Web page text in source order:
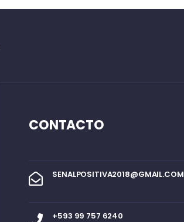
CONTACTO
SENALPOSITIVA2018@GMAIL.COM
+593 99 757 6240